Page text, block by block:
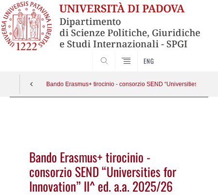
ENG
Bando Erasmus+ tirocinio - consorzio SEND “Universities for
Bando Erasmus+ tirocinio -
consorzio SEND “Universities for
Innovation” II^ ed. a.a. 2025/26